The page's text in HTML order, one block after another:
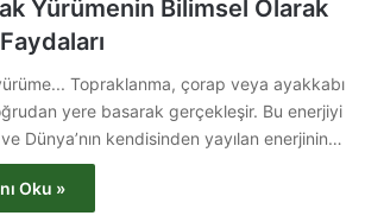
Yürümenin Bilimsel Olarak
Topraklanma, çorap veya ayakkabı
yere basarak gerçekleşir. Bu enerjiyi
Dünya’nın kendisinden yayılan enerjinin…
Oku »